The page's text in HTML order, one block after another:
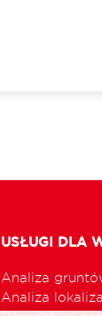
USŁUGI DLA
Analiza
Analiza